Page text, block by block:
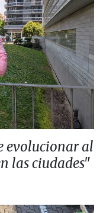
evolucionar al
las ciudades"